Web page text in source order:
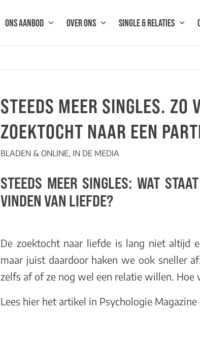
ONS AANBOD OVER ONS SINGLE & RELATIES
STEEDS MEER SINGLES. ZO
ZOEKTOCHT NAAR EEN
BLADEN & ONLINE, IN DE MEDIA
STEEDS MEER SINGLES: WAT
VINDEN VAN LIEFDE?
De zoektocht naar liefde is lang niet altijd
maar juist daardoor haken we ook sneller
zelfs af of ze nog wel een relatie willen. Hoe
Lees hierhet artikel in Psychologie Magazine